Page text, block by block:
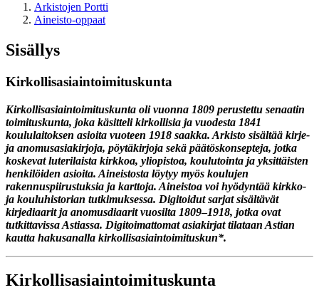
Arkistojen Portti
Aineisto-oppaat
Sisällys
Kirkollisasiaintoimituskunta
Kirkollisasiaintoimituskunta oli vuonna 1809 perustettu senaatin
toimituskunta, joka käsitteli kirkollisia ja vuodesta 1841
koululaitoksen asioita vuoteen 1918 saakka. Arkisto sisältää kirje-
ja anomusasiakirjoja, pöytäkirjoja sekä päätöskonsepteja, jotka
koskevat luterilaista kirkkoa, yliopistoa, koulutointa ja yksittäisten
henkilöiden asioita. Aineistosta löytyy myös koulujen
rakennuspiirustuksia ja karttoja. Aineistoa voi hyödyntää kirkko-
ja kouluhistorian tutkimuksessa. Digitoidut sarjat sisältävät
kirjediaarit ja anomusdiaarit vuosilta 1809–1918, jotka ovat
tutkittavissa Astiassa. Digitoimattomat asiakirjat tilataan Astian
kautta hakusanalla kirkollisasiaintoimituskun*.
Kirkollisasiaintoimituskunta